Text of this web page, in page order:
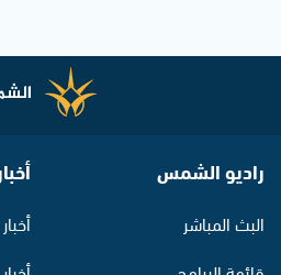
راديو الشمس
البث المباشر